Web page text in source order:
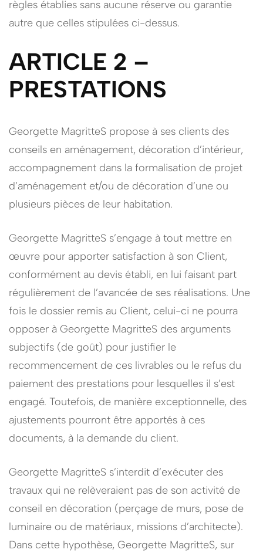
règles établies sans aucune réserve ou garantie
autre que celles stipulées ci-dessus.
ARTICLE 2 –
PRESTATIONS
Georgette MagritteS propose à ses clients des
conseils en aménagement, décoration d’intérieur,
accompagnement dans la formalisation de projet
d’aménagement et/ou de décoration d’une ou
plusieurs pièces de leur habitation.
Georgette MagritteS s’engage à tout mettre en
œuvre pour apporter satisfaction à son Client,
conformément au devis établi, en lui faisant part
régulièrement de l’avancée de ses réalisations. Une
fois le dossier remis au Client, celui-ci ne pourra
opposer à Georgette MagritteS des arguments
subjectifs (de goût) pour justifier le
recommencement de ces livrables ou le refus du
paiement des prestations pour lesquelles il s’est
engagé. Toutefois, de manière exceptionnelle, des
ajustements pourront être apportés à ces
documents, à la demande du client.
Georgette MagritteS s’interdit d’exécuter des
travaux qui ne relèveraient pas de son activité de
conseil en décoration (perçage de murs, pose de
luminaire ou de matériaux, missions d’architecte).
Dans cette hypothèse, Georgette MagritteS, sur